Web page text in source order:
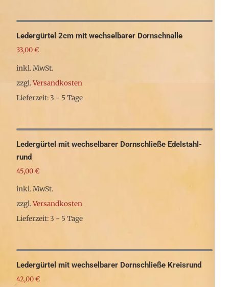
Produkt
weist
mehrere
Varianten
auf.
Die
Produktseite
Ledergürtel 2cm mit wechselbarer Dornschnalle
33,00€
inkl. MwSt.
zzgl.Versandkosten
Lieferzeit: 3 - 5 Tage
Produkt
weist
mehrere
Varianten
auf.
Die
Optionen
der
Produktseite
Ledergürtel mit wechselbarer Dornschließe Edelstahl-
rund
45,00€
inkl. MwSt.
zzgl.Versandkosten
Lieferzeit: 3 - 5 Tage
Produkt
weist
mehrere
Ledergürtel mit wechselbarer Dornschließe Kreisrund
42,00€